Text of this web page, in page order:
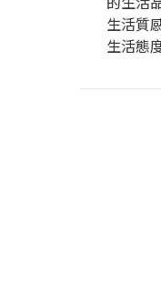
生活質
生活態